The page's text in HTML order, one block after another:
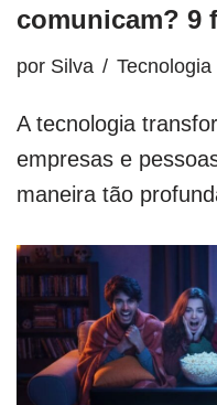
comunicam? 9
por Silva Tecnologia
A tecnologia
empresas e
maneira tão